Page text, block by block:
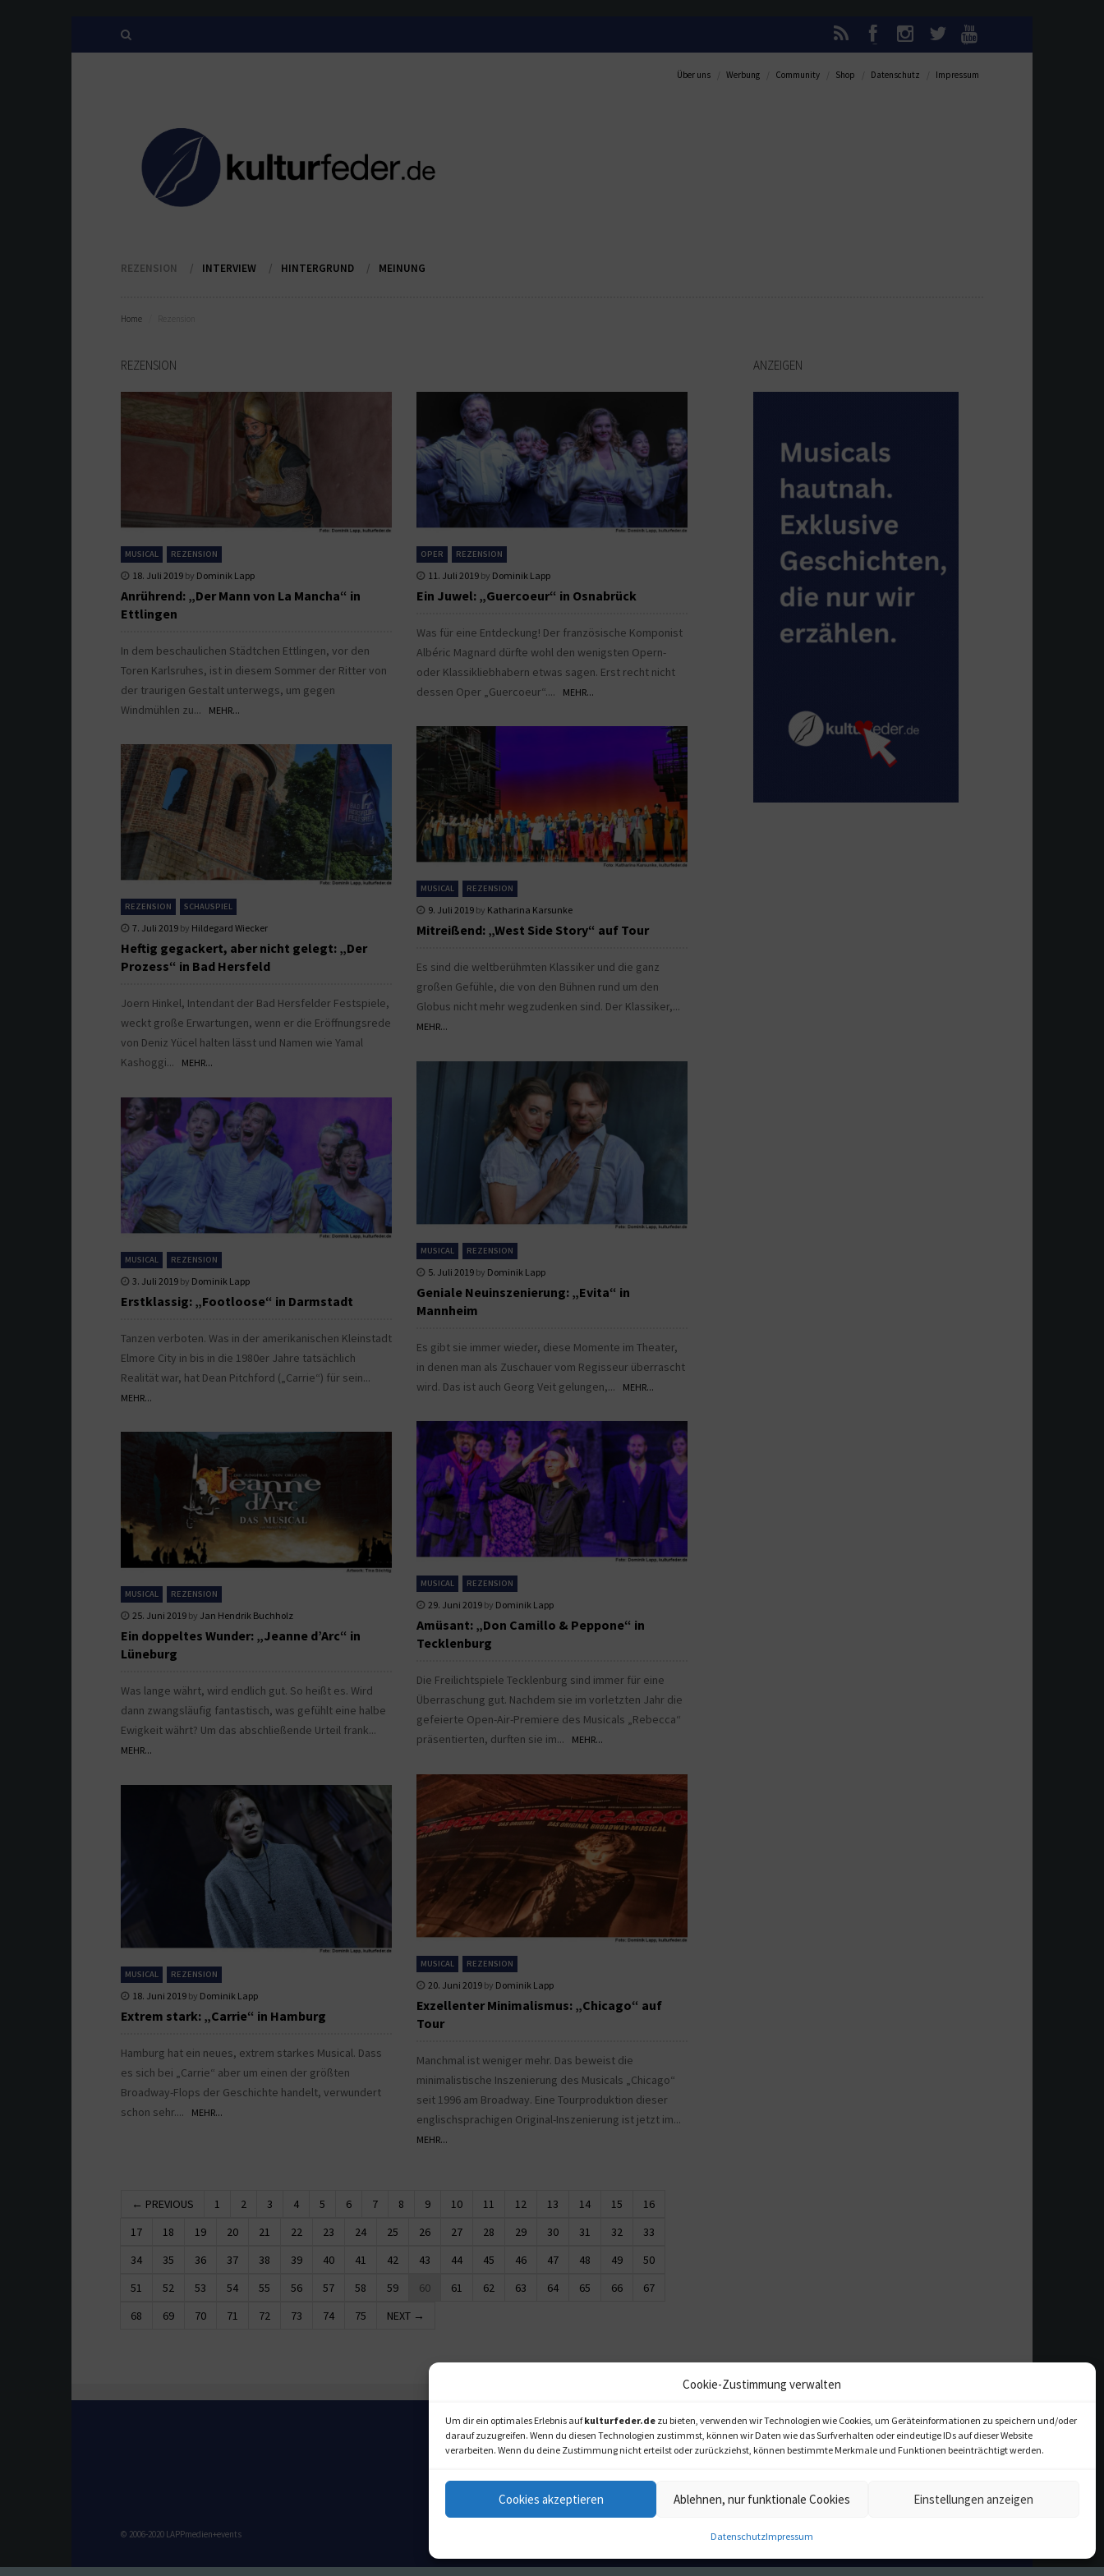
Cookie-Zustimmung verwalten
Um dir ein optimales Erlebnis aufkulturfeder.de zu bieten, verwenden wir Technologien wie Cookies, um Geräteinformationen zu speichern und/oder
darauf zuzugreifen. Wenn du diesen Technologien zustimmst, können wir Daten wie das Surfverhalten oder eindeutige IDs auf dieser Website
verarbeiten. Wenn du deine Zustimmung nicht erteilst oder zurückziehst, können bestimmte Merkmale und Funktionen beeinträchtigt werden.
Cookies akzeptieren Ablehnen, nur funktionale Cookies Einstellungen anzeigen
DatenschutzImpressum
Über uns Werbung Community Shop Datenschutz Impressum
REZENSION INTERVIEW HINTERGRUND MEINUNG
Home
REZENSION
MUSICAL REZENSION
18. Juli 2019 by Dominik Lapp
Anrührend: „Der Mann von La Mancha“ in
Ettlingen
In dem beschaulichen Städtchen Ettlingen, vor den
Toren Karlsruhes, ist in diesem Sommer der Ritter von
der traurigen Gestalt unterwegs, um gegen
Windmühlen zu...
MEHR...
OPER REZENSION
11. Juli 2019 by Dominik Lapp
Ein Juwel: „Guercoeur“ in Osnabrück
Was für eine Entdeckung! Der französische Komponist
Albéric Magnard dürfte wohl den wenigsten Opern-
oder Klassikliebhabern etwas sagen. Erst recht nicht
dessen Oper „Guercoeur“....
MEHR...
MUSICAL REZENSION
9. Juli 2019 by Katharina Karsunke
Mitreißend: „West Side Story“ auf Tour
Es sind die weltberühmten Klassiker und die ganz
großen Gefühle, die von den Bühnen rund um den
Globus nicht mehr wegzudenken sind. Der Klassiker,...
MEHR...
REZENSION SCHAUSPIEL
7. Juli 2019 by Hildegard Wiecker
Heftig gegackert, aber nicht gelegt: „Der
Prozess“ in Bad Hersfeld
Joern Hinkel, Intendant der Bad Hersfelder Festspiele,
weckt große Erwartungen, wenn er die Eröffnungsrede
von Deniz Yücel halten lässt und Namen wie Yamal
Kashoggi...
MEHR...
MUSICAL REZENSION
5. Juli 2019 by Dominik Lapp
Geniale Neuinszenierung: „Evita“ in
Mannheim
Es gibt sie immer wieder, diese Momente im Theater,
in denen man als Zuschauer vom Regisseur überrascht
wird. Das ist auch Georg Veit gelungen,...
MEHR...
MUSICAL REZENSION
3. Juli 2019 by Dominik Lapp
Erstklassig: „Footloose“ in Darmstadt
Tanzen verboten. Was in der amerikanischen Kleinstadt
Elmore City in bis in die 1980er Jahre tatsächlich
Realität war, hat Dean Pitchford („Carrie“) für sein...
MEHR...
MUSICAL REZENSION
29. Juni 2019 by Dominik Lapp
Amüsant: „Don Camillo & Peppone“ in
Tecklenburg
Die Freilichtspiele Tecklenburg sind immer für eine
Überraschung gut. Nachdem sie im vorletzten Jahr die
gefeierte Open-Air-Premiere des Musicals „Rebecca“
präsentierten, durften sie im...
MEHR...
MUSICAL REZENSION
25. Juni 2019 by Jan Hendrik Buchholz
Ein doppeltes Wunder: „Jeanne d’Arc“ in
Lüneburg
Was lange währt, wird endlich gut. So heißt es. Wird
dann zwangsläufig fantastisch, was gefühlt eine halbe
Ewigkeit währt? Um das abschließende Urteil frank...
MEHR...
MUSICAL REZENSION
20. Juni 2019 by Dominik Lapp
Exzellenter Minimalismus: „Chicago“ auf
Tour
Manchmal ist weniger mehr. Das beweist die
minimalistische Inszenierung des Musicals „Chicago“
seit 1996 am Broadway. Eine Tourproduktion dieser
englischsprachigen Original-Inszenierung ist jetzt im...
MEHR...
MUSICAL REZENSION
18. Juni 2019 by Dominik Lapp
Extrem stark: „Carrie“ in Hamburg
Hamburg hat ein neues, extrem starkes Musical. Dass
es sich bei „Carrie“ aber um einen der größten
Broadway-Flops der Geschichte handelt, verwundert
schon sehr....
MEHR...
← PREVIOUS 1 2 3 4 5 6 7 8 9 10 11 12 13 14 15
16
17
18 19 20 21 22 23 24 25 26 27 28 29 30 31 32
33
34
35 36 37 38 39 40 41 42 43 44 45 46 47 48 49
50
51
52 53 54 55 56 57 58 59 60 61 62 63 64 65 66
67
68
69 70 71 72 73 74 75 NEXT →
ANZEIGEN
© 2006-2020 LAPPmedien+events
kulturfeder.de – Onlinemagazin